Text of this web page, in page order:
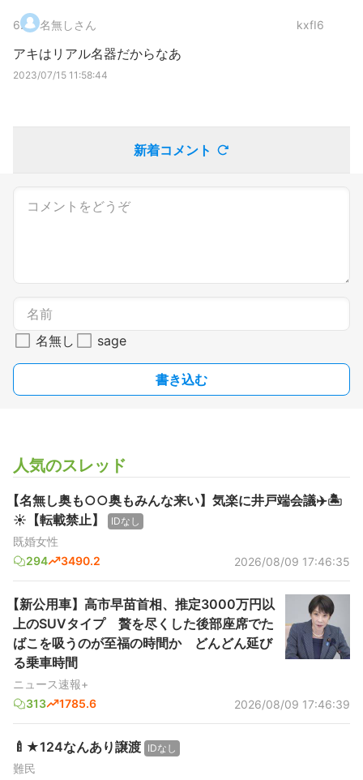
6. 名無しさん kxfI6
アキはリアル名器だからなあ
2023/07/15 11:58:44
新着コメント
名無し sage
書き込む
人気のスレッド
【名無し奥も○○奥もみんな来い】気楽に井戸端会議✈️🏝️
☀【転載禁止】
IDなし
既婚女性
294
3490.2 2026/08/09 17:46:35
【新公用車】高市早苗首相、推定3000万円以
上のSUVタイプ 贅を尽くした後部座席でた
ばこを吸うのが至福の時間か どんどん延び
る乗車時間
ニュース速報+
313
1785.6 2026/08/09 17:46:39
🍼★124なんあり譲渡 IDなし
難民